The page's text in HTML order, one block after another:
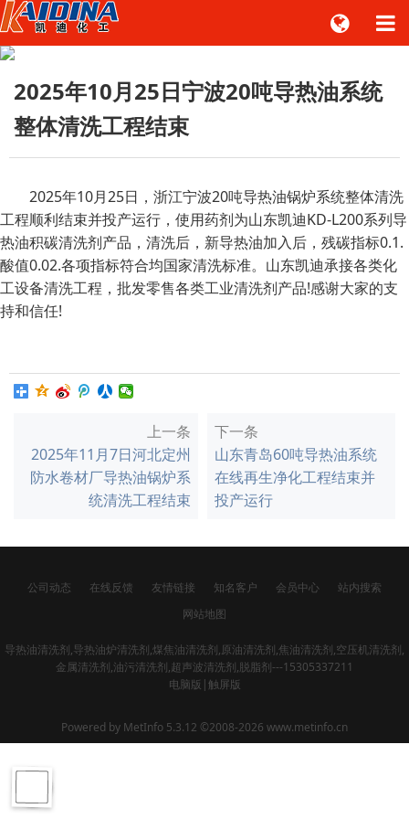
2025年10月25日宁波20吨导热油系统
整体清洗工程结束
2025年10月25日，浙江宁波20吨导热油锅炉系统整体清洗
工程顺利结束并投产运行，使用药剂为山东凯迪KD-L200系列导
热油积碳清洗剂产品，清洗后，新导热油加入后，残碳指标0.1.
酸值0.02.各项指标符合均国家清洗标准。山东凯迪承接各类化
工设备清洗工程，批发零售各类工业清洗剂产品!感谢大家的支
持和信任!
上一条
2025年11月7日河北定州
防水卷材厂导热油锅炉系
统清洗工程结束
下一条
山东青岛60吨导热油系统
在线再生净化工程结束并
投产运行
公司动态 在线反馈 友情链接 知名客户 会员中心
站内搜索
网站地图
导热油清洗剂,导热油炉清洗剂,煤焦油清洗剂,原油清洗剂,焦油清洗剂,空压机清洗剂,
金属清洗剂,油污清洗剂,超声波清洗剂,脱脂剂---15305337211
电脑版 |触屏版
Powered by MetInfo 5.3.12 ©2008-2026 www.metinfo.cn